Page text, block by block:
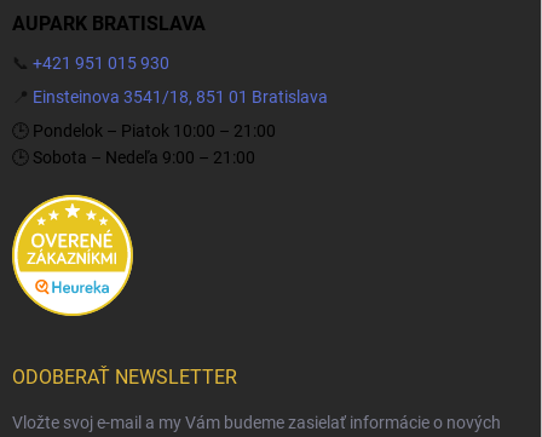
AUPARK BRATISLAVA
📞 +421 951 015 930
📍 Einsteinova 3541/18, 851 01 Bratislava
🕒 Pondelok – Piatok 10:00 – 21:00
🕒 Sobota – Nedeľa 9:00 – 21:00
ODOBERAŤ NEWSLETTER
Vložte svoj e-mail a my Vám budeme zasielať informácie o nových